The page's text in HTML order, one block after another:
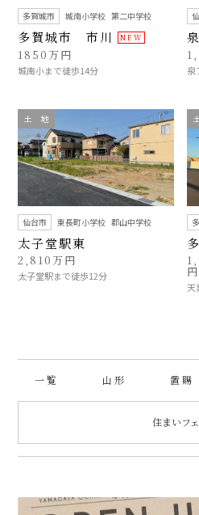
多賀城市 城南小学校 第二中学校
多賀城市 市川
1850万円
城南小まで徒歩14分 泉
土 地
仙台市 東長町小学校 郡山中学校
太子堂駅東
2,810万円
太子堂駅まで徒歩12分 円
天
一 覧 山 形 置 賜
住まいフ